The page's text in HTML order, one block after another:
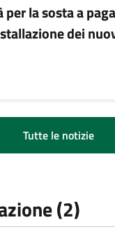
la sosta a
dei
Tutte le notizie
(2)